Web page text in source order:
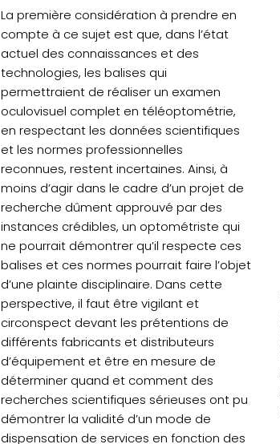
La première considération à prendre en
compte à ce sujet est que, dans l’état
actuel des connaissances et des
technologies, les balises qui
permettraient de réaliser un examen
oculovisuel complet en téléoptométrie,
en respectant les données scientifiques
et les normes professionnelles
reconnues, restent incertaines. Ainsi, à
moins d’agir dans le cadre d’un projet de
recherche dûment approuvé par des
instances crédibles, un optométriste qui
ne pourrait démontrer qu’il respecte ces
balises et ces normes pourrait faire l’objet
d’une plainte disciplinaire. Dans cette
perspective, il faut être vigilant et
circonspect devant les prétentions de
différents fabricants et distributeurs
d’équipement et être en mesure de
déterminer quand et comment des
recherches scientifiques sérieuses ont pu
démontrer la validité d’un mode de
dispensation de services en fonction des